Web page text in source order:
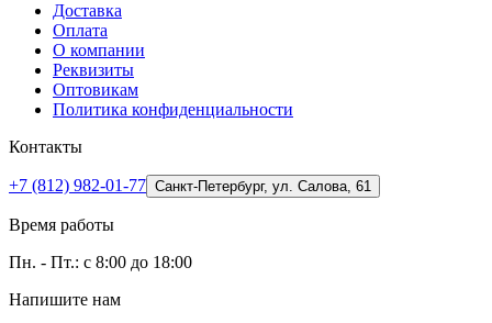
Доставка
Оплата
О компании
Реквизиты
Оптовикам
Политика конфиденциальности
Контакты
+7 (812) 982-01-77 Санкт-Петербург, ул. Салова, 61
Время работы
Пн. - Пт.: с 8:00 до 18:00
Напишите нам